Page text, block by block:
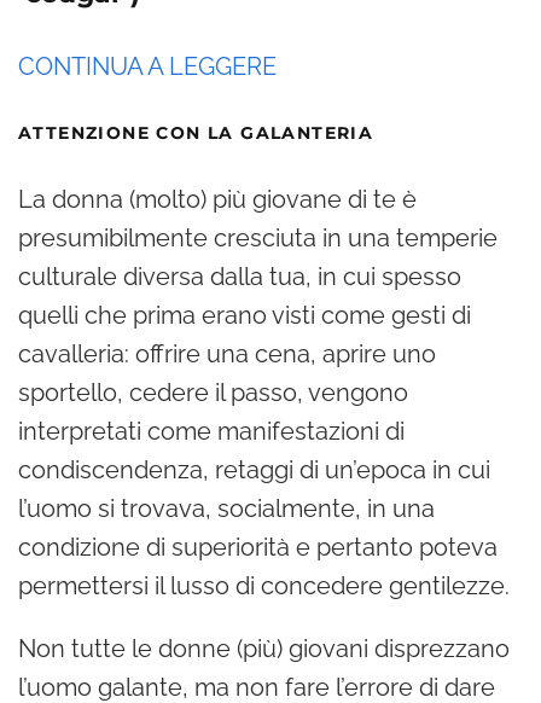
CONTINUA A LEGGERE
ATTENZIONE CON LA GALANTERIA
La donna (molto) più giovane di te è
presumibilmente cresciuta in una temperie
culturale diversa dalla tua, in cui spesso
quelli che prima erano visti come gesti di
cavalleria: offrire una cena, aprire uno
sportello, cedere il passo, vengono
interpretati come manifestazioni di
condiscendenza, retaggi di un’epoca in cui
l’uomo si trovava, socialmente, in una
condizione di superiorità e pertanto poteva
permettersi il lusso di concedere gentilezze.
Non tutte le donne (più) giovani disprezzano
l’uomo galante, ma non fare l’errore di dare